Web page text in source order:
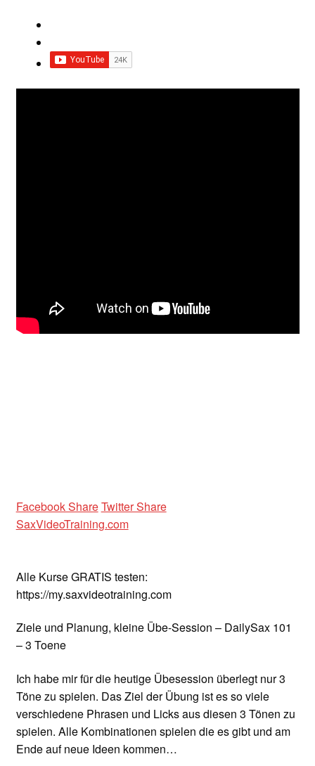
Facebook ShareTwitter Share
SaxVideoTraining.com
Alle Kurse GRATIS testen:
https://my.saxvideotraining.com
Ziele und Planung, kleine Übe-Session – DailySax 101
– 3 Toene
Ich habe mir für die heutige Übesession überlegt nur 3
Töne zu spielen. Das Ziel der Übung ist es so viele
verschiedene Phrasen und Licks aus diesen 3 Tönen zu
spielen. Alle Kombinationen spielen die es gibt und am
Ende auf neue Ideen kommen…